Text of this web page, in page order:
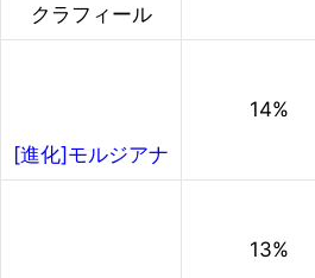
クラフィール
[進化]モルジアナ
14%
13%